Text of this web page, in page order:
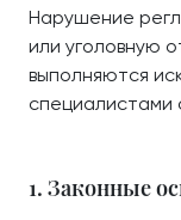
Нарушение
или уголовную
выполняются
специалистами
1. Законные